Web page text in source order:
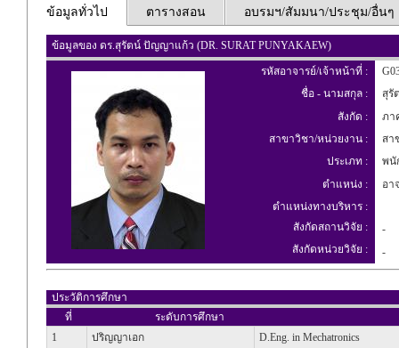
ข้อมูลทั่วไป ตารางสอน อบรมฯ/สัมมนา/ประชุม/อื่นๆ
ข้อมูลของ ดร.สุรัตน์ ปัญญาแก้ว (DR. SURAT PUNYAKAEW)
รหัสอาจารย์/เจ้าหน้าที่ :
ชื่อ - นามสกุล :
สุ
สังกัด :
ภา
สาขาวิชา/หน่วยงาน :
สา
ประเภท :
พนั
ตำแหน่ง :
อา
ตำแหน่งทางบริหาร :
สังกัดสถานวิจัย :
-
สังกัดหน่วยวิจัย :
-
ประวัติการศึกษา
ที่
ระดับการศึกษา
1
ปริญญาเอก
D.Eng. in Mechatronics